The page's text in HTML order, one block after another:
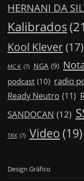
HERNANI DA
Kalibrados
Kool Klever (17)
MC K (7) NGA (9)
podcast (10) radio
Ready Neutro (11)
SANDOCAN (12)
TRX (7) Video (19)
Design Gráfico